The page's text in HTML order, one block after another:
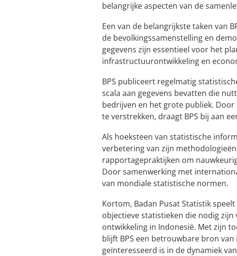
belangrijke aspecten van de
Een van de belangrijkste taken van
de bevolkingssamenstelling en
gegevens zijn essentieel voor het
infrastructuurontwikkeling en
BPS publiceert regelmatig
scala aan gegevens bevatten die
bedrijven en het grote publiek.
te verstrekken, draagt BPS bij aan
Als hoeksteen van statistische
verbetering van zijn
rapportagepraktijken om
Door samenwerking met
van mondiale statistische normen.
Kortom, Badan Pusat Statistik
objectieve statistieken die nodig
ontwikkeling in Indonesië. Met zijn
blijft BPS een betrouwbare bron
geïnteresseerd is in de dynamiek